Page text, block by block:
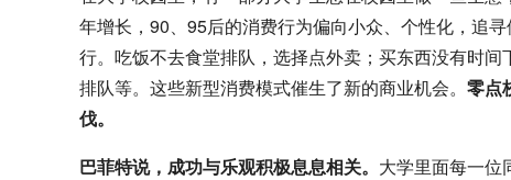
年增长，90、95后的消费行为偏向小众、个性化，追寻
行。吃饭不去食堂排队，选择点外卖；买东西没有时
排队等。这些新型消费模式催生了新的商业机会。 零点
伐。
巴菲特说，成功与乐观积极息息相关。 大学里面每一位